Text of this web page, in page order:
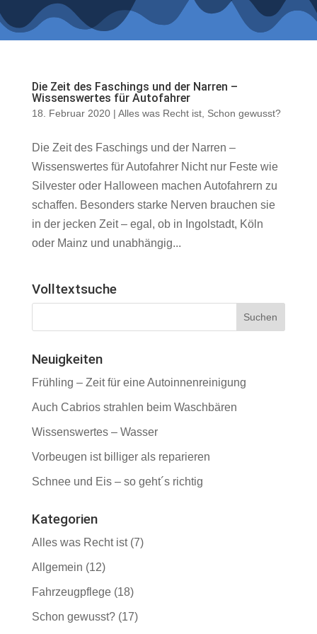
Die Zeit des Faschings und der Narren –
Wissenswertes für Autofahrer
18. Februar 2020| Alles was Recht ist, Schon gewusst?
Die Zeit des Faschings und der Narren –
Wissenswertes für Autofahrer Nicht nur Feste wie
Silvester oder Halloween machen Autofahrern zu
schaffen. Besonders starke Nerven brauchen sie
in der jecken Zeit – egal, ob in Ingolstadt, Köln
oder Mainz und unabhängig...
Volltextsuche
Neuigkeiten
Frühling – Zeit für eine Autoinnenreinigung
Auch Cabrios strahlen beim Waschbären
Wissenswertes – Wasser
Vorbeugen ist billiger als reparieren
Schnee und Eis – so geht´s richtig
Kategorien
Alles was Recht ist(7)
Allgemein (12)
Fahrzeugpflege(18)
Schon gewusst?(17)